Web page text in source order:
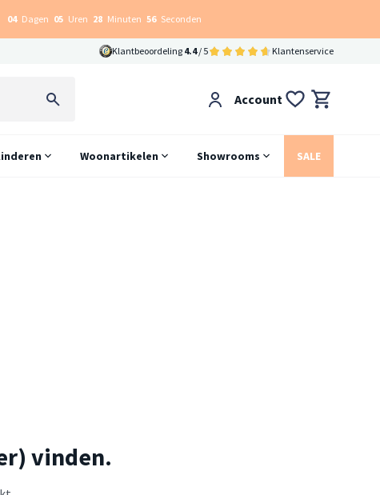
04 Dagen 05 Uren 28 Minuten 55 Seconden
Klantbeoordeling 4.4/ 5 Klantenservice
Account
Woonartikelen Showrooms SALE
vinden.